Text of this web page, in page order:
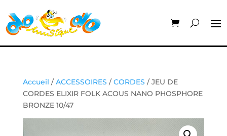
Accueil /ACCESSOIRES /CORDES / JEU DE
CORDES ELIXIR FOLK ACOUS NANO PHOSPHORE
BRONZE 10/47